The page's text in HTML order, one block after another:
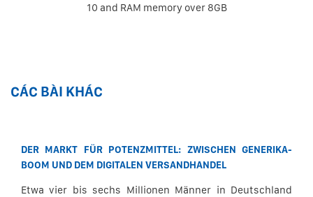
10 and RAM memory over 8GB
CÁC BÀI KHÁC
DER MARKT FÜR POTENZMITTEL: ZWISCHEN GENERIKA-
BOOM UND DEM DIGITALEN VERSANDHANDEL
Etwa vier bis sechs Millionen Männer in Deutschland